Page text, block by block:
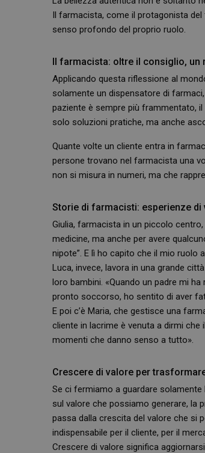
Il farmacista, come il protagonista
senso profondo del proprio ruolo.
Il farmacista: oltre il consiglio,
Applicando questa riflessione al
solamente un dispensatore di
paziente è sempre più frammentato,
solo soluzioni pratiche, ma anche
Quante volte un cliente entra in
persone trovano nel farmacista una
non si misura in numeri, ma che
Storie di farmacisti: esperienze di
Giulia, farmacista in un piccolo
medicine, ma anche per avere
nipote”. E lì ho capito che il mio ruolo
Luca, invece, lavora in una grande
loro bambini. «Quando un padre mi
pronto soccorso, ho sentito di aver
E poi c’è Maria, che gestisce una
cliente in lacrime è venuta a dirmi
momenti che danno senso a tutto».
Crescere di valore per
Se ci fermiamo a guardare
sul valore che possiamo generare, la
passa dalla crescita del valore che si
indispensabile per il cliente, per il
Crescere di valore significa